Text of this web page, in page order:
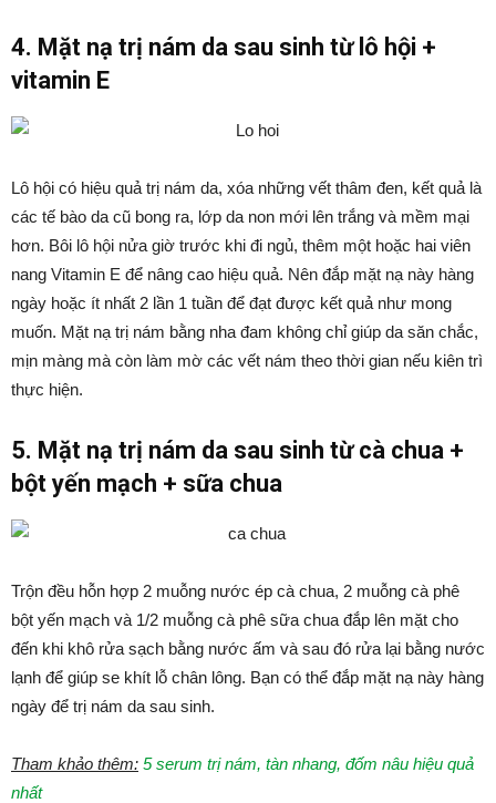
4. Mặt nạ trị nám da sau sinh từ lô hội +
vitamin E
Lô hội có hiệu quả trị nám da, xóa những vết thâm đen, kết quả là
các tế bào da cũ bong ra, lớp da non mới lên trắng và mềm mại
hơn. Bôi lô hội nửa giờ trước khi đi ngủ, thêm một hoặc hai viên
nang Vitamin E để nâng cao hiệu quả. Nên đắp mặt nạ này hàng
ngày hoặc ít nhất 2 lần 1 tuần để đạt được kết quả như mong
muốn. Mặt nạ trị nám bằng nha đam không chỉ giúp da săn chắc,
mịn màng mà còn làm mờ các vết nám theo thời gian nếu kiên trì
thực hiện.
5. Mặt nạ trị nám da sau sinh từ cà chua +
bột yến mạch + sữa chua
Trộn đều hỗn hợp 2 muỗng nước ép cà chua, 2 muỗng cà phê
bột yến mạch và 1/2 muỗng cà phê sữa chua đắp lên mặt cho
đến khi khô rửa sạch bằng nước ấm và sau đó rửa lại bằng nước
lạnh để giúp se khít lỗ chân lông. Bạn có thể đắp mặt nạ này hàng
ngày để trị nám da sau sinh.
Tham khảo thêm: 5 serum trị nám, tàn nhang, đốm nâu hiệu quả
nhất